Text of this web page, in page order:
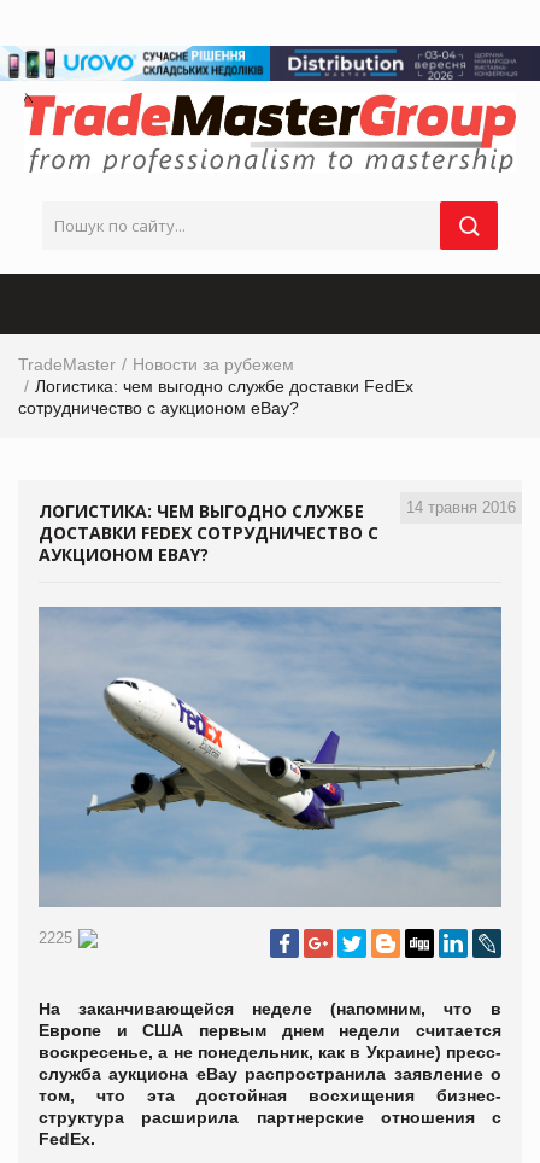
TradeMaster
Новости за рубежем
Логистика: чем выгодно службе доставки FedEx
сотрудничество с аукционом eBay?
14 травня 2016
ЛОГИСТИКА: ЧЕМ ВЫГОДНО СЛУЖБЕ
ДОСТАВКИ FEDEX СОТРУДНИЧЕСТВО С
АУКЦИОНОМ EBAY?
2225
На заканчивающейся неделе (напомним, что в
Европе и США первым днем недели считается
воскресенье, а не понедельник, как в Украине) пресс-
служба аукциона eBay распространила заявление о
том, что эта достойная восхищения бизнес-
структура расширила партнерские отношения с
FedEx.